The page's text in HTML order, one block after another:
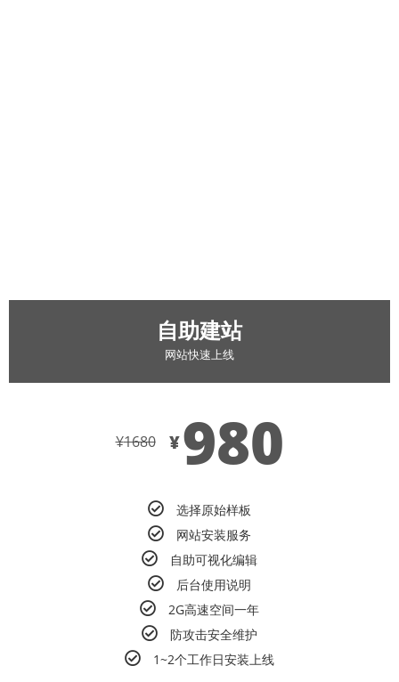
自助建站
网站快速上线
¥1680 ¥980
选择原始样板
网站安装服务
自助可视化编辑
后台使用说明
2G高速空间一年
防攻击安全维护
1~2个工作日安装上线